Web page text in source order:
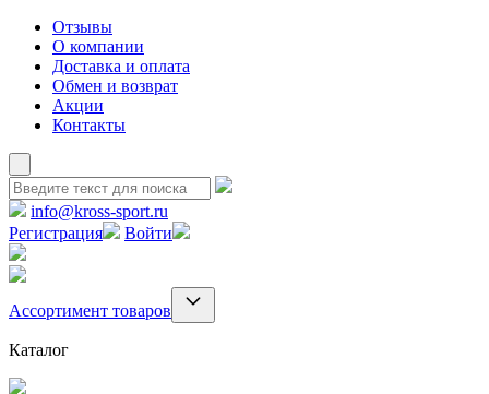
Отзывы
О компании
Доставка и оплата
Обмен и возврат
Акции
Контакты
info@kross-sport.ru
Регистрация
Войти
Ассортимент товаров
Каталог